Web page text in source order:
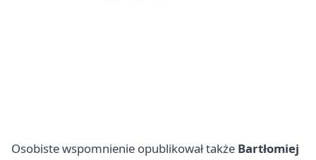
Osobiste wspomnienie opublikował także Bartłomiej